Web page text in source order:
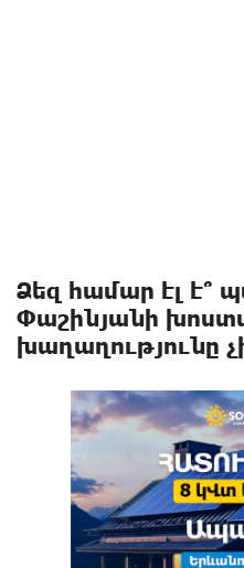
Ձեզ համար էլ է՞
Փաշինյանի
խաղաղությունը